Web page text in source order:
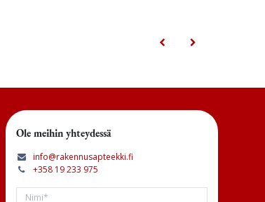
Ole meihin yhteydessä
info@rakennusapteekki.fi
+358 19 233 975